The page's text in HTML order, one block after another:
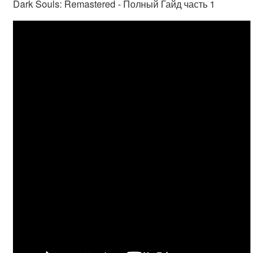
Dark Souls: Remastered - Полный Гайд часть 1